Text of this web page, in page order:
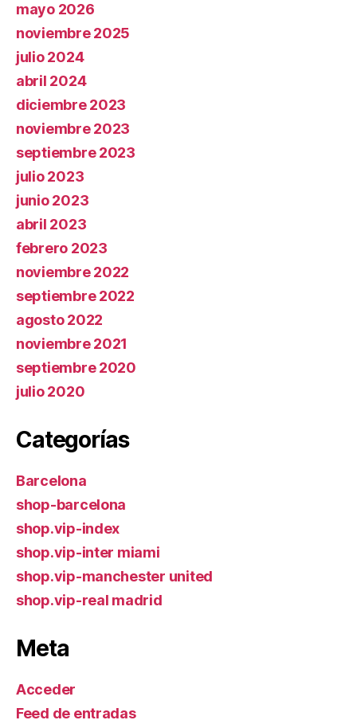
mayo 2026
noviembre 2025
julio 2024
abril 2024
diciembre 2023
noviembre 2023
septiembre 2023
julio 2023
junio 2023
abril 2023
febrero 2023
noviembre 2022
septiembre 2022
agosto 2022
noviembre 2021
septiembre 2020
julio 2020
Categorías
Barcelona
shop-barcelona
shop.vip-index
shop.vip-inter miami
shop.vip-manchester united
shop.vip-real madrid
Meta
Acceder
Feed de entradas